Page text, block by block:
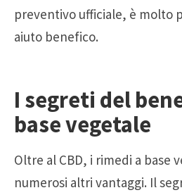
preventivo ufficiale, è molto
aiuto benefico.
I segreti del
base vegetale
Oltre al CBD, i rimedi a base
numerosi altri vantaggi. Il